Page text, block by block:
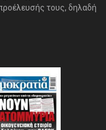
τους, δηλαδή